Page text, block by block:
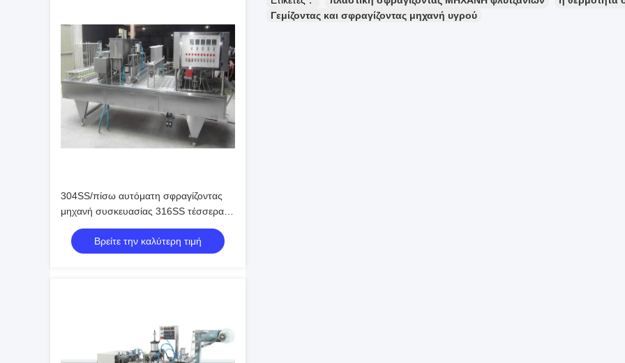
304SS/πίσω αυτόματη σφραγίζοντας
μηχανή συσκευασίας 316SS τέσσερα
πάροδοι
Βρείτε την καλύτερη τιμή
Γεμίζοντας και σφραγίζοντας μηχανή υγρού